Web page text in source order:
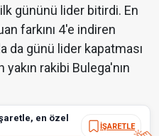
ilk gününü lider bitirdi. En
farkını 4'e indiren
da günü lider kapatması
rakibi Bulega'nın
en özel
İŞARETLE